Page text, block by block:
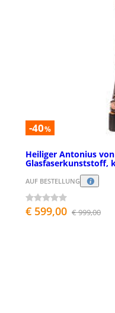
-40%
Heiliger Antonius
Glasfaserkunststoff,
AUF BESTELLUNG
€ 599,00 € 999,00